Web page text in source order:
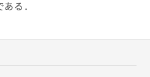
る．